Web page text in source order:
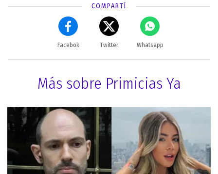
COMPARTÍ
Facebok Twitter Whatsapp
Más sobre Primicias Ya